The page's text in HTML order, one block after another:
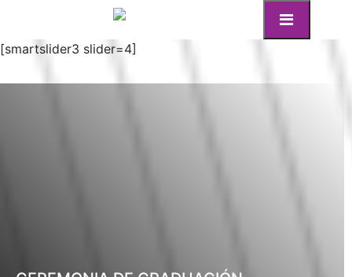
[smartslider3 slider=4]